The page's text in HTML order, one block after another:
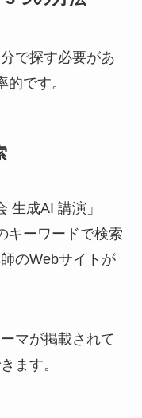
で探す必要があ
です。
生成AI 講演」
キーワードで検索
のWebサイトが
マが掲載されて
ます。